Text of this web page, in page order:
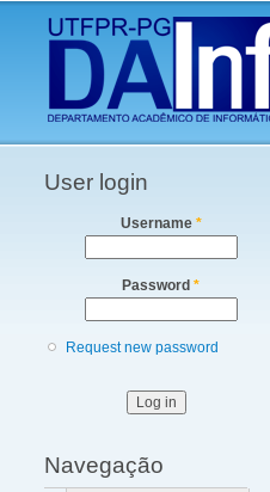
Main menu
User login
Username *
Password *
Request new password
Navegação